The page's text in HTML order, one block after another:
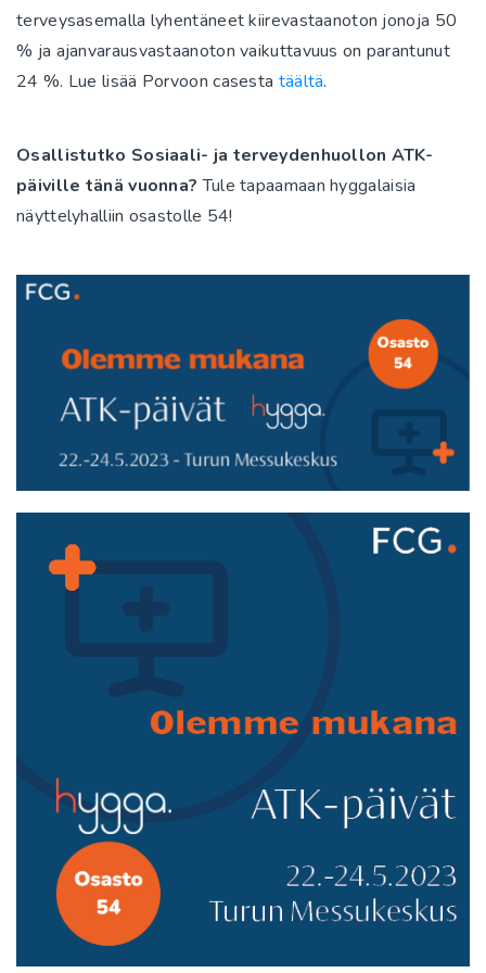
terveysasemalla lyhentäneet kiirevastaanoton jonoja 50
% ja ajanvarausvastaanoton vaikuttavuus on parantunut
24 %. Lue lisää Porvoon casesta täältä.
Osallistutko Sosiaali- ja terveydenhuollon ATK-
päiville tänä vuonna? Tule tapaamaan hyggalaisia
näyttelyhalliin osastolle 54!